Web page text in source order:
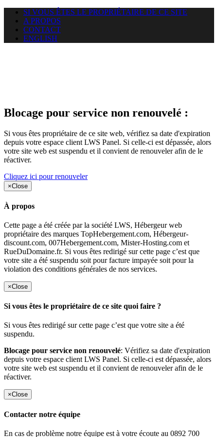
SI VOUS ÊTES LE PROPRIÉTAIRE DE CE SITE
A PROPOS
CONTACT
ENGLISH
Blocage pour service non renouvelé :
Si vous êtes propriétaire de ce site web, vérifiez sa date d'expiration
depuis votre espace client LWS Panel. Si celle-ci est dépassée, alors
votre site web est suspendu et il convient de renouveler afin de le
réactiver.
Cliquez ici pour renouveler
×Close
À propos
Cette page a été créée par la société LWS, Hébergeur web
propriétaire des marques TopHebergement.com, Hébergeur-
discount.com, 007Hebergement.com, Mister-Hosting.com et
RueDuDomaine.fr. Si vous êtes redirigé sur cette page c’est que
votre site a été suspendu soit pour facture impayée soit pour la
violation des conditions générales de nos services.
×Close
Si vous êtes le propriétaire de ce site quoi faire ?
Si vous êtes redirigé sur cette page c’est que votre site a été
suspendu.
Blocage pour service non renouvelé: Vérifiez sa date d'expiration
depuis votre espace client LWS Panel. Si celle-ci est dépassée, alors
votre site web est suspendu et il convient de renouveler afin de le
réactiver.
×Close
Contacter notre équipe
En cas de problème notre équipe est à votre écoute au 0892 700